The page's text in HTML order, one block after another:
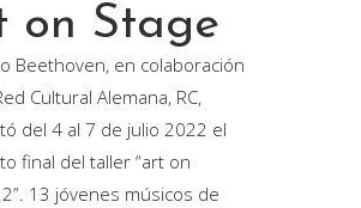
on Stage
Beethoven, en colaboración
Cultural Alemana, RC,
del 4 al 7 de julio 2022 el
final del taller “art on
13 jóvenes músicos de